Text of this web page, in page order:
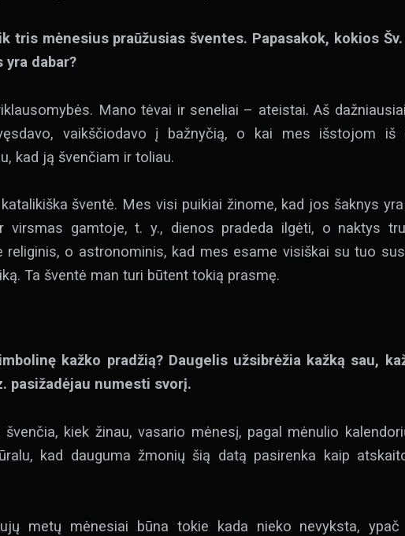
tris mėnesius praūžusias šventes. Papasakok, kokios
yra dabar?
Mano tėvai ir seneliai – ateistai. Aš
vaikščiodavo į bažnyčią, o kai mes išstojom iš
kad ją švenčiam ir toliau.
šventė. Mes visi puikiai žinome, kad jos šaknys
virsmas gamtoje, t. y., dienos pradeda ilgėti, o naktys
religinis, o astronominis, kad mes esame visiškai su tuo
Ta šventė man turi būtent tokią prasmę.
kažko pradžią? Daugelis užsibrėžia kažką sau,
pasižadėjau numesti svorį.
kiek žinau, vasario mėnesį, pagal mėnulio
kad dauguma žmonių šią datą pasirenka kaip
metų mėnesiai būna tokie kada nieko nevyksta,